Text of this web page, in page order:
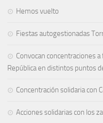
Hemos vuelto
Fiestas autogestionadas
Convocan concentraciones
República en distintos puntos
Concentración solidaria con
Acciones solidarias con los